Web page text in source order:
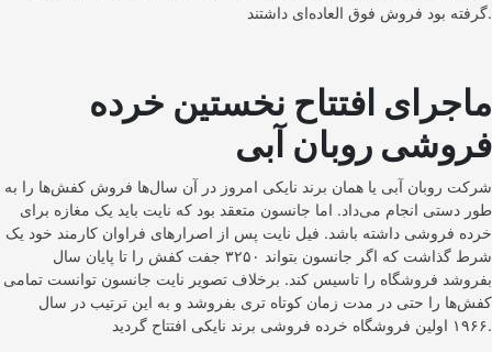
گرفته بود فروش فوق العاده‌‌ای داشتند.
ماجرای افتتاح نخستین خرده
فروشی روبان آبی
شرکت روبان آبی یا همان برند نایکی امروز در آن سال‌ها فروش کفش‌ها را به
طور دستی انجام می‌داد. اما جانسون متعقد بود که نایت باید یک مغازه برای
خرده فروشی داشته باشد. فیل نایت پس از اصرارهای فراوان کارمند خود یک
شرط گذاشت که اگر جانسون بتواند ۳۲۵۰ جفت کفش را تا پایان سال
بفروشد فروشگاه را تاسیس کند. برخلاف تصویر نایت جانسون توانست تمامی
کفش‌ها را حتی در مدت زمان کوتاه تری بفروشد و به این ترتیب در سال
۱۹۶۶ اولین فروشگاه خرده فروشی برند نایکی افتتاح گردید.